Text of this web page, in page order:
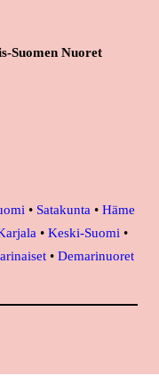
Suomen Nuoret
• Satakunta • Häme
• Keski-Suomi •
• Demarinuoret